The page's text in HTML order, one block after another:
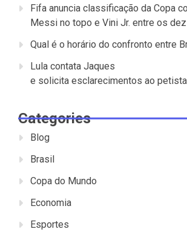
Fifa anuncia classificação da Copa
Messi no topo e Vini Jr. entre os
Qual é o horário do confronto entre
Lula contata Jaques
e solicita esclarecimentos ao petista
Categories
Blog
Brasil
Copa do Mundo
Economia
Esportes